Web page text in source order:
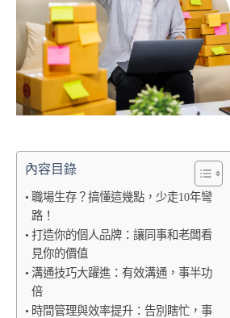
內容目錄
職場生存？搞懂這幾點，少走10年彎
路！
打造你的個人品牌：讓同事和老闆看
見你的價值
溝通技巧大躍進：有效溝通，事半功
倍
時間管理與效率提升：告別瞎忙，事